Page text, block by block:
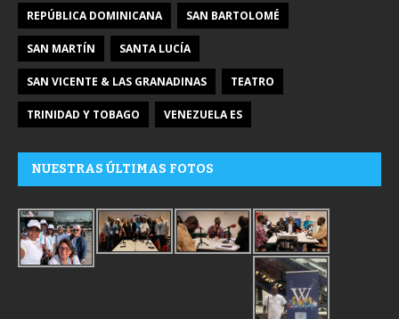
REPÚBLICA DOMINICANA SAN BARTOLOMÉ
SAN MARTÍN SANTA LUCÍA
SAN VICENTE & LAS GRANADINAS TEATRO
TRINIDAD Y TOBAGO VENEZUELA ES
NUESTRAS ÚLTIMAS FOTOS